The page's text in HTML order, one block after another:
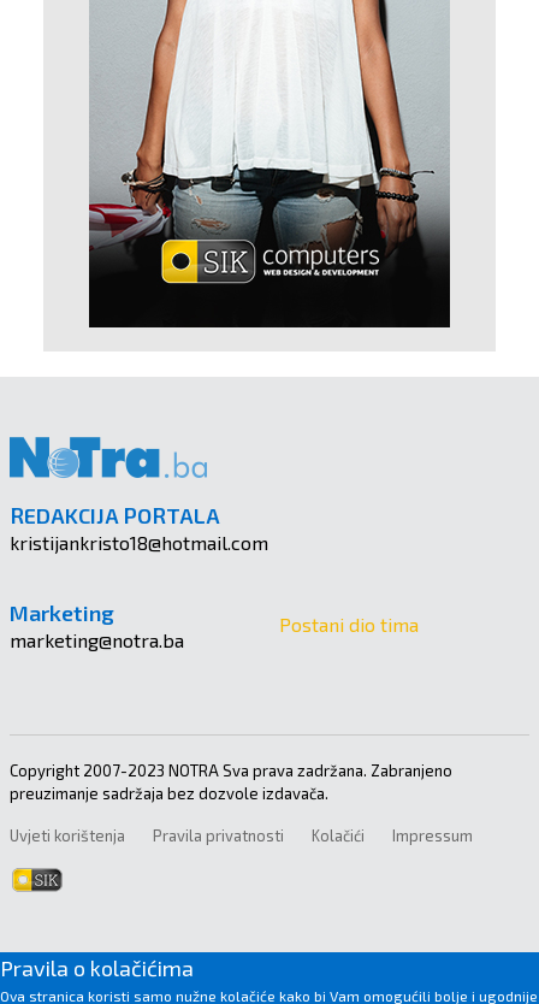
REDAKCIJA PORTALA
kristijankristo18@hotmail.com
Marketing
marketing@notra.ba
Postani dio tima
Copyright 2007-2023 NOTRA Sva prava zadržana. Zabranjeno
preuzimanje sadržaja bez dozvole izdavača.
Uvjeti korištenja Pravila privatnosti Kolačići Impressum
Pravila o kolačićima
Ova stranica koristi samo nužne kolačiće kako bi Vam omogućili bolje i ugodnije